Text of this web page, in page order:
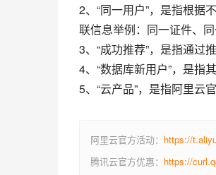
2、“同一用户”，是指根据
联信息举例：同一证件、
3、“成功推荐”，是指通过
4、“数据库新用户”，是指
5、“云产品”，是指阿里云
阿里云官方活动： https://
腾讯云官方优惠： https://